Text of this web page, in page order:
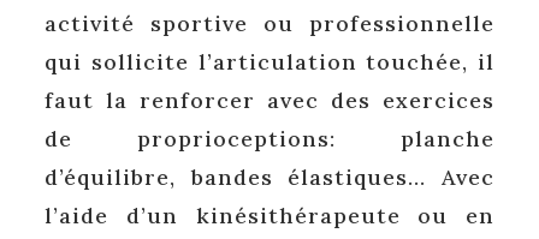
activité sportive ou professionnelle
qui sollicite l’articulation touchée, il
faut la renforcer avec des exercices
de proprioceptions: planche
d’équilibre, bandes élastiques… Avec
l’aide d’un kinésithérapeute ou en